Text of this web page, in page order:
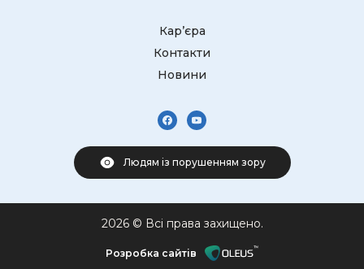
Кар’єра
Контакти
Новини
Людям із порушенням зору
2026 © Всі права захищено.
Розробка сайтів